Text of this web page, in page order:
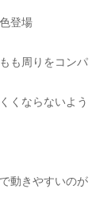
登場
も周りをコンパ
くならないよう
動きやすいのが